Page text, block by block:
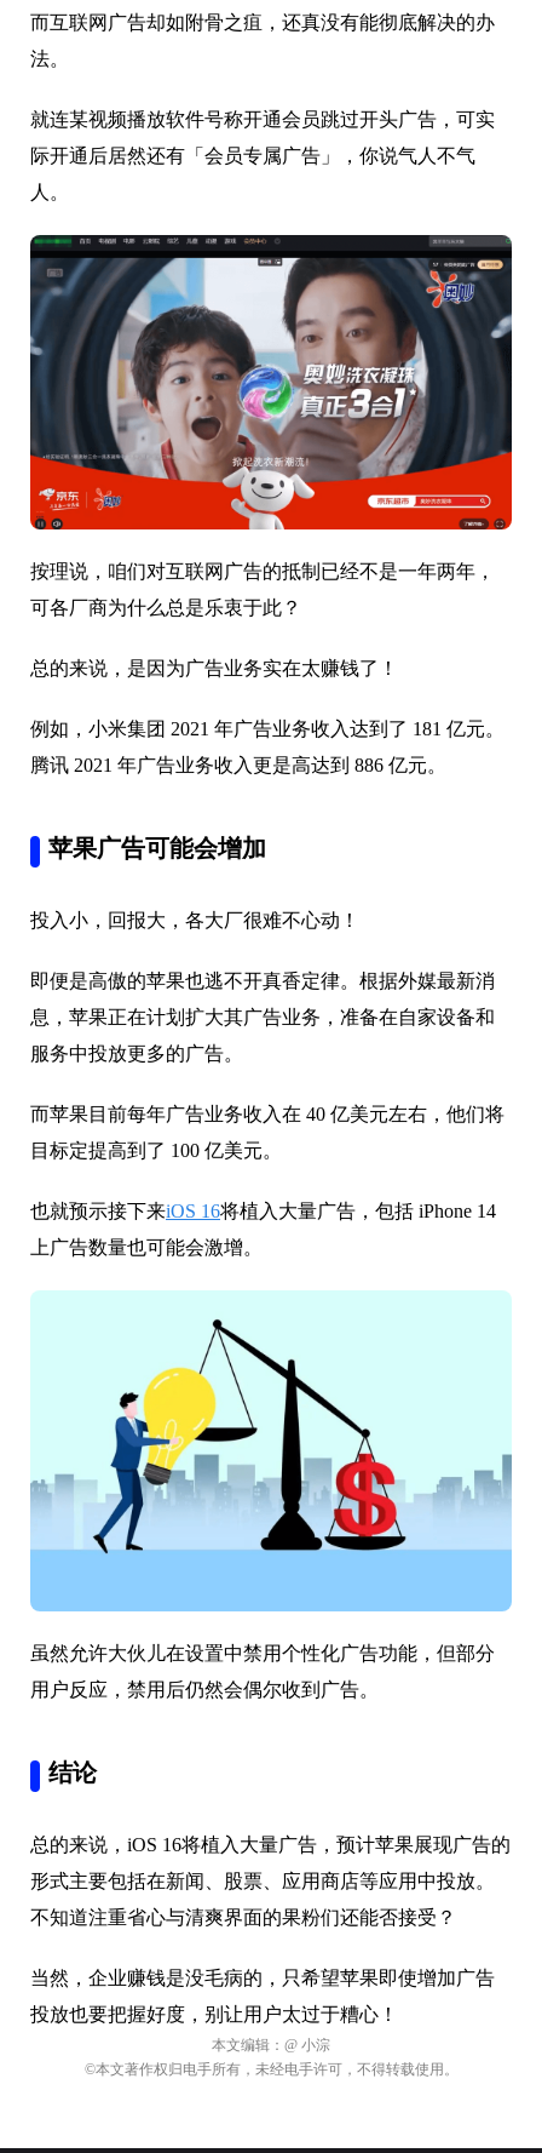
而互联网广告却如附骨之疽，还真没有能彻底解决的办
法。
就连某视频播放软件号称开通会员跳过开头广告，可实
际开通后居然还有「会员专属广告」，你说气人不气
人。
按理说，咱们对互联网广告的抵制已经不是一年两年，
可各厂商为什么总是乐衷于此？
总的来说，是因为广告业务实在太赚钱了！
例如，小米集团 2021 年广告业务收入达到了 181 亿元。
腾讯 2021 年广告业务收入更是高达到 886 亿元。
苹果广告可能会增加
投入小，回报大，各大厂很难不心动！
即便是高傲的苹果也逃不开真香定律。根据外媒最新消
息，苹果正在计划扩大其广告业务，准备在自家设备和
服务中投放更多的广告。
而苹果目前每年广告业务收入在 40 亿美元左右，他们将
目标定提高到了 100 亿美元。
也就预示接下来iOS 16将植入大量广告，包括 iPhone 14
上广告数量也可能会激增。
虽然允许大伙儿在设置中禁用个性化广告功能，但部分
用户反应，禁用后仍然会偶尔收到广告。
结论
总的来说，iOS 16将植入大量广告，预计苹果展现广告的
形式主要包括在新闻、股票、应用商店等应用中投放。
不知道注重省心与清爽界面的果粉们还能否接受？
当然，企业赚钱是没毛病的，只希望苹果即使增加广告
投放也要把握好度，别让用户太过于糟心！
本文编辑： @ 小淙
©本文著作权归电手所有，未经电手许可，不得转载使用。